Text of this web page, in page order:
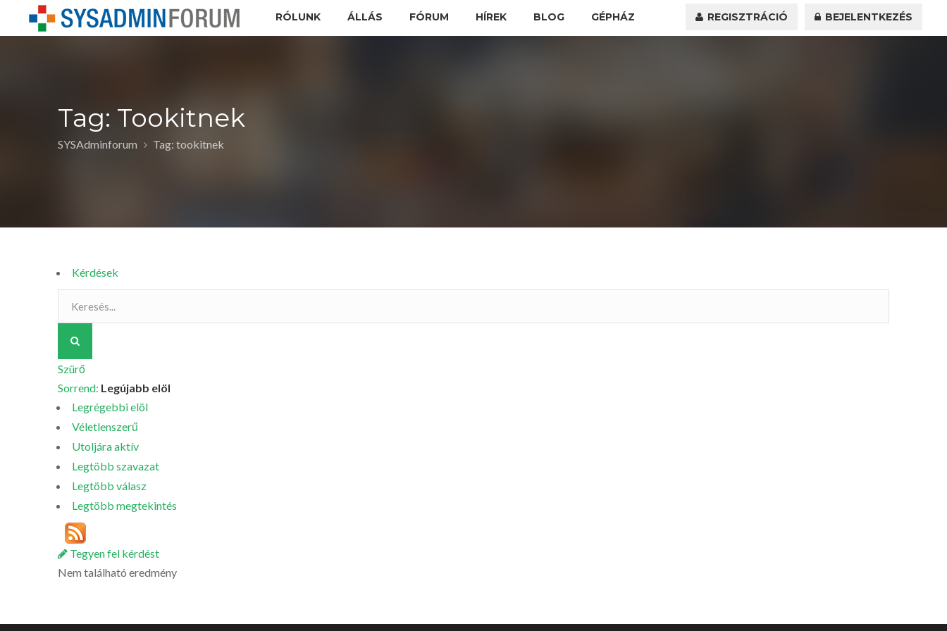
RÓLUNK ÁLLÁS FÓRUM HÍREK BLOG GÉPHÁZ REGISZTRÁCIÓ BEJELENTKEZÉS
Tag: Tookitnek
SYSAdminforum Tag: tookitnek
Kérdések
Szürő
Sorrend: Legújabb elöl
Legrégebbi elöl
Véletlenszerű
Utoljára aktív
Legtöbb szavazat
Legtöbb válasz
Legtöbb megtekintés
Tegyen fel kérdést
Nem található eredmény